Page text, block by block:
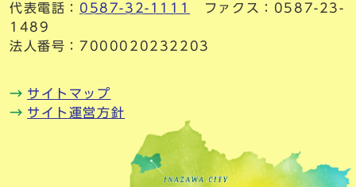
代表電話： 0587-32-1111
ファクス：0587-23-
1489
法人番号：7000020232203
サイトマップ
サイト運営方針